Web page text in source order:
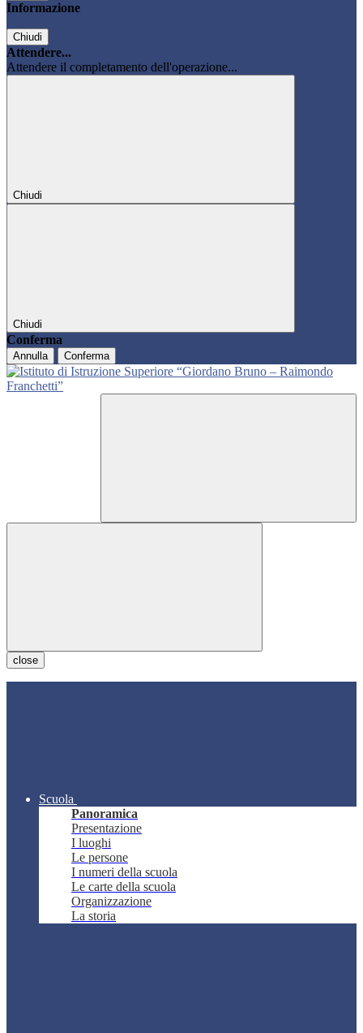
Informazione
Chiudi
Attendere...
Attendere il completamento dell'operazione...
Chiudi
Chiudi
Conferma
Annulla Conferma
close
Scuola
Panoramica
Presentazione
I luoghi
Le persone
I numeri della scuola
Le carte della scuola
Organizzazione
La storia